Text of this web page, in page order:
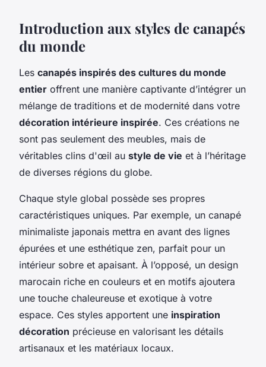
Introduction aux styles de canapés
du monde
Les canapés inspirés des cultures du monde
entier offrent une manière captivante d’intégrer un
mélange de traditions et de modernité dans votre
décoration intérieure inspirée. Ces créations ne
sont pas seulement des meubles, mais de
véritables clins d'œil au style de vie et à l’héritage
de diverses régions du globe.
Chaque style global possède ses propres
caractéristiques uniques. Par exemple, un canapé
minimaliste japonais mettra en avant des lignes
épurées et une esthétique zen, parfait pour un
intérieur sobre et apaisant. À l’opposé, un design
marocain riche en couleurs et en motifs ajoutera
une touche chaleureuse et exotique à votre
espace. Ces styles apportent une inspiration
décoration précieuse en valorisant les détails
artisanaux et les matériaux locaux.